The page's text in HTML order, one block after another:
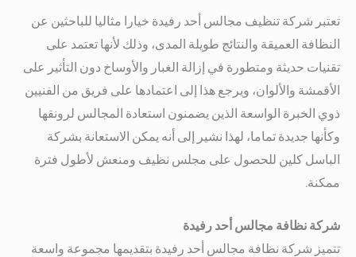
تعتبر شركة تنظيف مجالس أحد رفيدة خيارا مثاليا للباحثين عن
النظافة العميقة والنتائج طويلة المدى، وذلك لأنها تعتمد على
تقنيات حديثة ومتطورة في إزالة الغبار والأوساخ دون التأثير على
الأقمشة والألوان، ويرجع هذا إلى اعتمادها على فريق من الفنيين
ذوي الخبرة الواسعة الذين يضمنون استعادة المجالس لرونقها
وكأنها جديدة تماما، لهذا نشير إلى أنه يمكن الاستعانة بشركة
الباسل كلين للحصول على مجلس نظيف ومنعش لأطول فترة
ممكنة.
شركة نظافة مجالس أحد رفيدة
تتميز شركة نظافة مجالس أحد رفيدة بتقديمها مجموعة واسعة